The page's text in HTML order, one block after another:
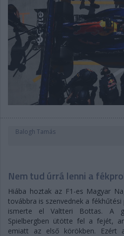
Balogh Tamás
Nem tud úrrá lenni a
Hiába hoztak az F1-es Magyar
továbbra is szenvednek a
ismerte el Valtteri Bottas. A
Spielbergben ütötte fel a fejét,
emiatt az első körökben. Ezért